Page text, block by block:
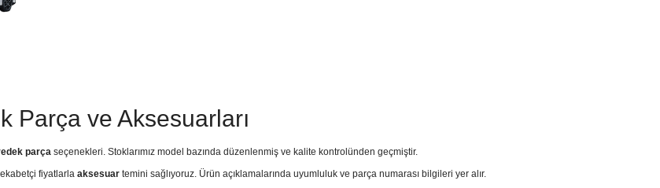
Parça ve Aksesuarları
parça seçenekleri. Stoklarımız model bazında düzenlenmiş ve kalite kontrolünden geçmiştir.
fiyatlarla aksesuar temini sağlıyoruz. Ürün açıklamalarında uyumluluk ve parça numarası bilgileri yer alır.